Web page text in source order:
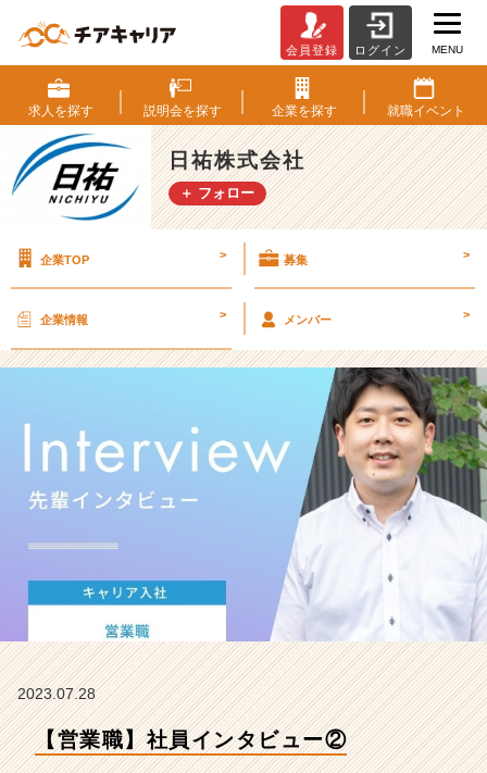
業
職】
社
員
イ
ン
ー
祐
会
社
の
イ
ン】
ー・
会員登録 ログイン MENU
求人を探す 説明会を探す 企業を探す 就職イベント
日祐株式会社
＋ フォロー
企業TOP > 募集 >
企業情報 > メンバー >
2023.07.28
【営業職】社員インタビュー②